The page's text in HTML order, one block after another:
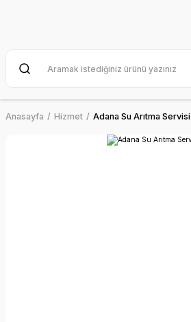
Anasayfa Hizmet Adana Su Arıtma Servisi